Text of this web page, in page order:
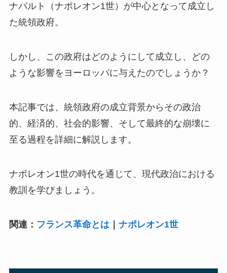
ナパルト（ナポレオン1世）が中心となって成立し
た統領政府。
しかし、この政府はどのようにして成立し、どの
ような影響をヨーロッパに与えたのでしょうか？
本記事では、統領政府の成立背景からその政治
的、経済的、社会的影響、そして最終的な崩壊に
至る過程を詳細に解説します。
ナポレオン1世の時代を通じて、現代政治における
教訓を学びましょう。
関連： フランス革命とは ナポレオン1世